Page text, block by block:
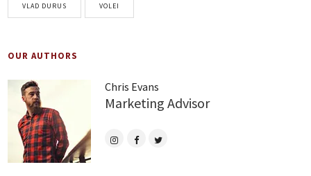
VLAD DURUS VOLEI
OUR AUTHORS
Chris Evans
Marketing Advisor